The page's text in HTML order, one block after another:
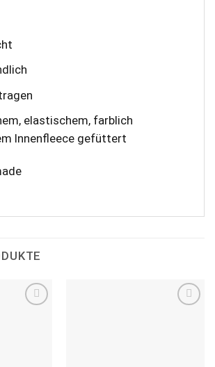
elastischem, farblich
Innenfleece gefüttert